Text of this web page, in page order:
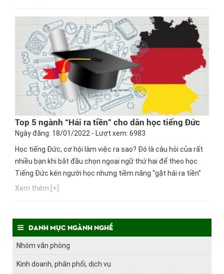
viết này sẽ giúp bạn có cái nhìn khách quan hơn, liệu nghề...
Top 5 ngành “Hái ra tiền” cho dân học tiếng Đức
Ngày đăng: 18/01/2022 - Lượt xem: 6983
Học tiếng Đức, cơ hội làm việc ra sao? Đó là câu hỏi của rất
nhiều bạn khi bắt đầu chọn ngoại ngữ thứ hai để theo học.
Tiếng Đức kén người học nhưng tiềm năng “gặt hái ra tiền”
không thua kém các ngôn ngữ khác. Thậm chí, các nhà
Xem thêm [+]
Danh mục ngành nghề
Nhóm văn phòng
Kinh doanh, phân phối, dịch vụ